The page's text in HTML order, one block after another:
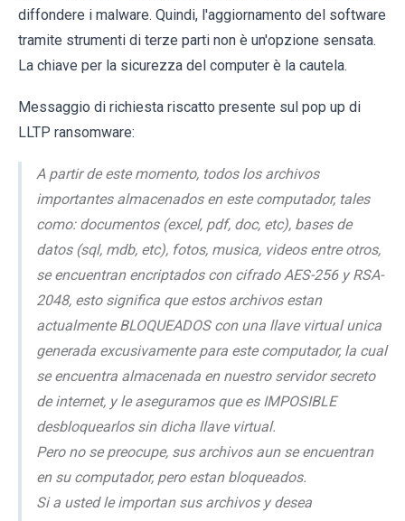
diffondere i malware. Quindi, l'aggiornamento del software
tramite strumenti di terze parti non è un'opzione sensata.
La chiave per la sicurezza del computer è la cautela.
Messaggio di richiesta riscatto presente sul pop up di
LLTP ransomware:
A partir de este momento, todos los archivos
importantes almacenados en este computador, tales
como: documentos (excel, pdf, doc, etc), bases de
datos (sql, mdb, etc), fotos, musica, videos entre otros,
se encuentran encriptados con cifrado AES-256 y RSA-
2048, esto significa que estos archivos estan
actualmente BLOQUEADOS con una llave virtual unica
generada excusivamente para este computador, la cual
se encuentra almacenada en nuestro servidor secreto
de internet, y le aseguramos que es IMPOSIBLE
desbloquearlos sin dicha llave virtual.
Pero no se preocupe, sus archivos aun se encuentran
en su computador, pero estan bloqueados.
Si a usted le importan sus archivos y desea